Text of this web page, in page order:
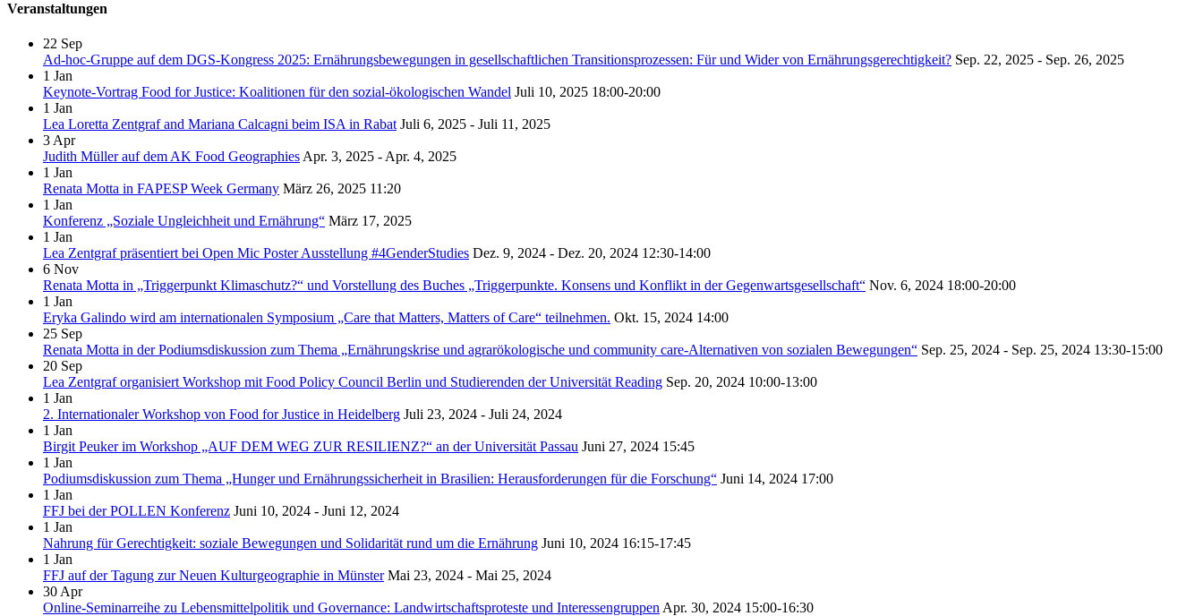
Veranstaltungen
22 Sep
Ad-hoc-Gruppe auf dem DGS-Kongress 2025: Ernährungsbewegungen in gesellschaftlichen Transitionsprozessen: Für und Wider von Ernährungsgerechtigkeit? Sep. 22, 2025 - Sep. 26, 2025
1 Jan
Keynote-Vortrag Food for Justice: Koalitionen für den sozial-ökologischen Wandel Juli 10, 2025 18:00-20:00
1 Jan
Lea Loretta Zentgraf and Mariana Calcagni beim ISA in Rabat Juli 6, 2025 - Juli 11, 2025
3 Apr
Judith Müller auf dem AK Food Geographies Apr. 3, 2025 - Apr. 4, 2025
1 Jan
Renata Motta in FAPESP Week Germany März 26, 2025 11:20
1 Jan
Konferenz „Soziale Ungleichheit und Ernährung“ März 17, 2025
1 Jan
Lea Zentgraf präsentiert bei Open Mic Poster Ausstellung #4GenderStudies Dez. 9, 2024 - Dez. 20, 2024 12:30-14:00
6 Nov
Renata Motta in „Triggerpunkt Klimaschutz?“ und Vorstellung des Buches „Triggerpunkte. Konsens und Konflikt in der Gegenwartsgesellschaft“ Nov. 6, 2024 18:00-20:00
1 Jan
Eryka Galindo wird am internationalen Symposium „Care that Matters, Matters of Care“ teilnehmen. Okt. 15, 2024 14:00
25 Sep
Renata Motta in der Podiumsdiskussion zum Thema „Ernährungskrise und agrarökologische und community care-Alternativen von sozialen Bewegungen“ Sep. 25, 2024 - Sep. 25, 2024 13:30-15:00
20 Sep
Lea Zentgraf organisiert Workshop mit Food Policy Council Berlin und Studierenden der Universität Reading Sep. 20, 2024 10:00-13:00
1 Jan
2. Internationaler Workshop von Food for Justice in Heidelberg Juli 23, 2024 - Juli 24, 2024
1 Jan
Birgit Peuker im Workshop „AUF DEM WEG ZUR RESILIENZ?“ an der Universität Passau Juni 27, 2024 15:45
1 Jan
Podiumsdiskussion zum Thema „Hunger und Ernährungssicherheit in Brasilien: Herausforderungen für die Forschung“ Juni 14, 2024 17:00
1 Jan
FFJ bei der POLLEN Konferenz Juni 10, 2024 - Juni 12, 2024
1 Jan
Nahrung für Gerechtigkeit: soziale Bewegungen und Solidarität rund um die Ernährung Juni 10, 2024 16:15-17:45
1 Jan
FFJ auf der Tagung zur Neuen Kulturgeographie in Münster Mai 23, 2024 - Mai 25, 2024
30 Apr
Online-Seminarreihe zu Lebensmittelpolitik und Governance: Landwirtschaftsproteste und Interessengruppen Apr. 30, 2024 15:00-16:30